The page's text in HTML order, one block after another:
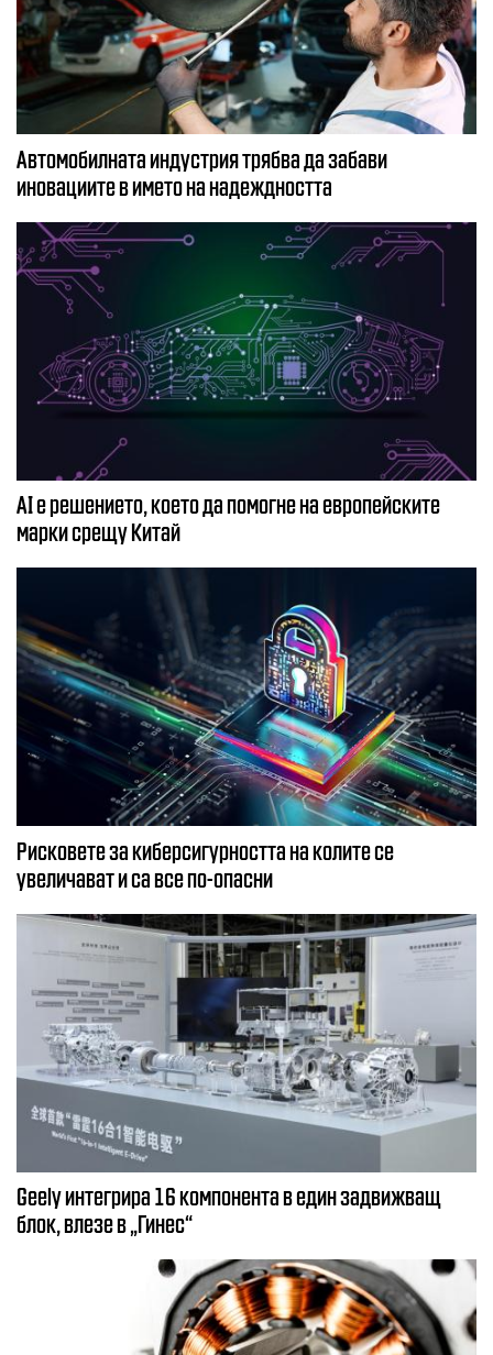
Автомобилната индустрия трябва да забави
иновациите в името на надеждността
AI е решението, което да помогне на европейските
марки срещу Китай
Рисковете за киберсигурността на колите се
увеличават и са все по-опасни
Geely интегрира 16 компонента в един задвижващ
блок, влезе в „Гинес“